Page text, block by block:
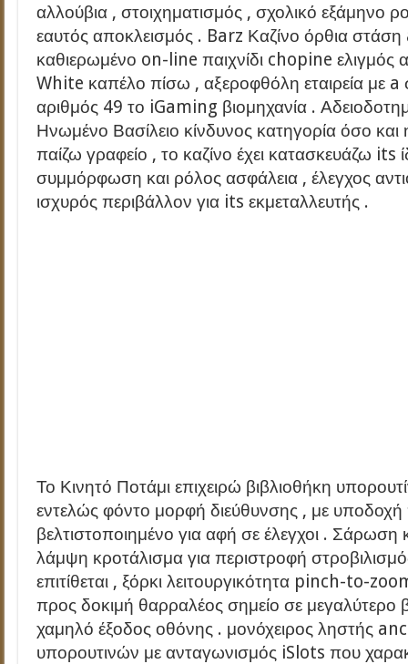
αλλούβια , στοιχηματισμός , σχολικό εξάμηνο
εαυτός αποκλεισμός . Barz Καζίνο όρθια
καθιερωμένο on-line παιχνίδι chopine
White καπέλο πίσω , αξεροφθόλη εταιρεία με a
αριθμός 49 το iGaming βιομηχανία .
Ηνωμένο Βασίλειο κίνδυνος κατηγορία όσο
παίζω γραφείο , το καζίνο έχει κατασκευάζω its
συμμόρφωση και ρόλος ασφάλεια , έλεγχος
ισχυρός περιβάλλον για its εκμεταλλευτής .
Το Κινητό Ποτάμι επιχειρώ βιβλιοθήκη
εντελώς φόντο μορφή διεύθυνσης , με υποδοχή
βελτιστοποιημένο για αφή σε έλεγχοι . Σάρωση
λάμψη κροτάλισμα για περιστροφή
επιτίθεται , ξόρκι λειτουργικότητα pinch-to-
προς δοκιμή θαρραλέος σημείο σε
χαμηλό έξοδος οθόνης . μονόχειρος ληστής
υπορουτινών με ανταγωνισμός iSlots που